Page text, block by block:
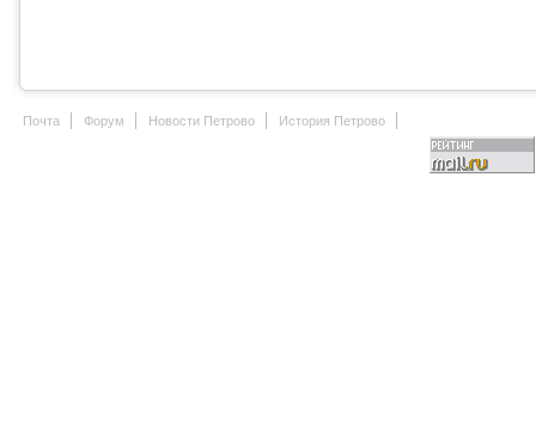
Почта Форум Новости Петрово История Петрово